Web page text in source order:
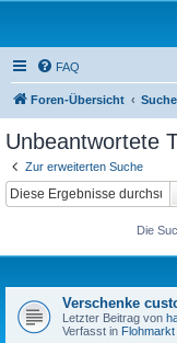
FAQ
Foren-Übersicht Suche
Unbeantwortete
Zur erweiterten Suche
Die
Verschenke
Letzter Beitrag von
Verfasst in Flohmarkt